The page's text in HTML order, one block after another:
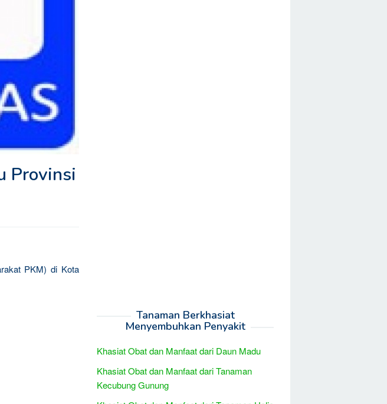
Provinsi
PKM) di Kota
Tanaman Berkhasiat
Menyembuhkan Penyakit
Khasiat Obat dan Manfaat dari Daun Madu
Khasiat Obat dan Manfaat dari Tanaman
Kecubung Gunung